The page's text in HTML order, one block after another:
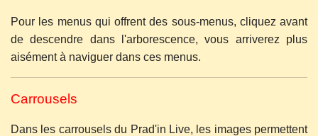
Pour les menus qui offrent des sous-menus, cliquez avant
de descendre dans l'arborescence, vous arriverez plus
aisément à naviguer dans ces menus.
Carrousels
Dans les carrousels du Prad'in Live, les images permettent